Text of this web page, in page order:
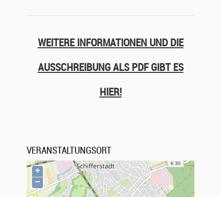
WEITERE INFORMATIONEN UND DIE
AUSSCHREIBUNG ALS PDF GIBT ES
HIER!
VERANSTALTUNGSORT
+
−